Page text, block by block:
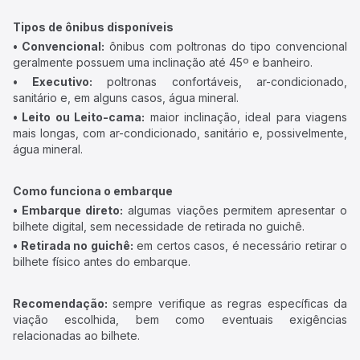
Tipos de ônibus disponíveis
• Convencional: ônibus com poltronas do tipo convencional
geralmente possuem uma inclinação até 45º e banheiro.
• Executivo: poltronas confortáveis, ar-condicionado,
sanitário e, em alguns casos, água mineral.
• Leito ou Leito-cama: maior inclinação, ideal para viagens
mais longas, com ar-condicionado, sanitário e, possivelmente,
água mineral.
Como funciona o embarque
• Embarque direto: algumas viações permitem apresentar o
bilhete digital, sem necessidade de retirada no guichê.
• Retirada no guichê: em certos casos, é necessário retirar o
bilhete físico antes do embarque.
Recomendação: sempre verifique as regras específicas da
viação escolhida, bem como eventuais exigências
relacionadas ao bilhete.